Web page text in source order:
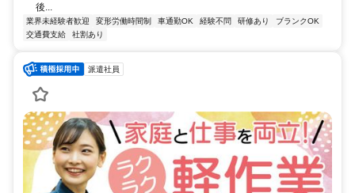
後...
業界未経験者歓迎 変形労働時間制 車通勤OK 経験不問 研修あり
ブランクOK
交通費支給
社割あり
派遣社員